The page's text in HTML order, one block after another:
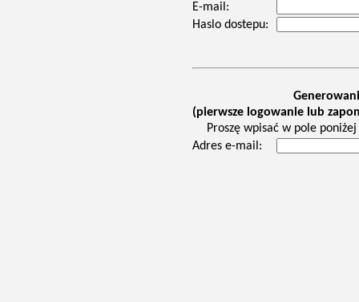
E-mail:
Haslo dostepu:
(pierwsze logowanie lub
Proszę wpisać w pole
Adres e-mail: